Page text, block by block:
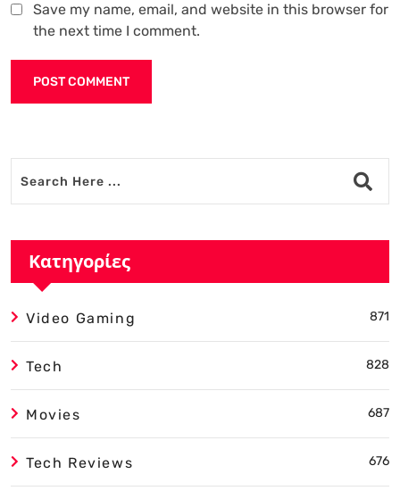
Save my name, email, and website in this browser for
the next time I comment.
Κατηγορίες
Video Gaming 871
Tech 828
Movies 687
Tech Reviews 676